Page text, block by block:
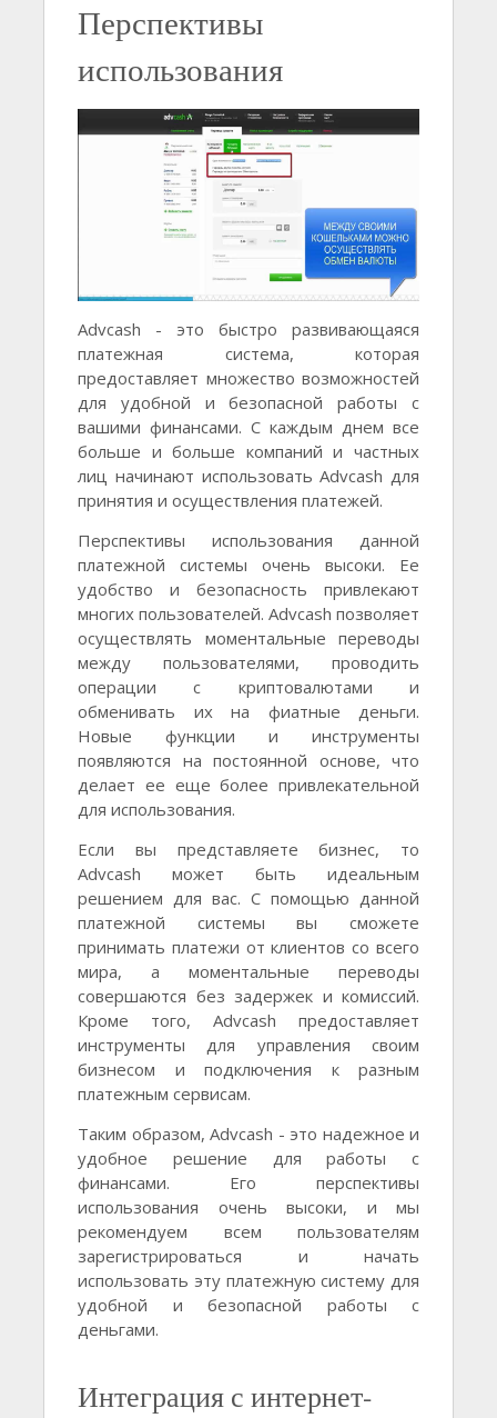
Перспективы
использования
Advcash - это быстро развивающаяся
платежная система, которая
предоставляет множество возможностей
для удобной и безопасной работы с
вашими финансами. С каждым днем все
больше и больше компаний и частных
лиц начинают использовать Advcash для
принятия и осуществления платежей.
Перспективы использования данной
платежной системы очень высоки. Ее
удобство и безопасность привлекают
многих пользователей. Advcash позволяет
осуществлять моментальные переводы
между пользователями, проводить
операции с криптовалютами и
обменивать их на фиатные деньги.
Новые функции и инструменты
появляются на постоянной основе, что
делает ее еще более привлекательной
для использования.
Если вы представляете бизнес, то
Advcash может быть идеальным
решением для вас. С помощью данной
платежной системы вы сможете
принимать платежи от клиентов со всего
мира, а моментальные переводы
совершаются без задержек и комиссий.
Кроме того, Advcash предоставляет
инструменты для управления своим
бизнесом и подключения к разным
платежным сервисам.
Таким образом, Advcash - это надежное и
удобное решение для работы с
финансами. Его перспективы
использования очень высоки, и мы
рекомендуем всем пользователям
зарегистрироваться и начать
использовать эту платежную систему для
удобной и безопасной работы с
деньгами.
Интеграция с интернет-